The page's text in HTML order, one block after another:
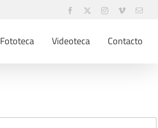
Facebook InstagramVimeo
Fototeca Videoteca Contacto